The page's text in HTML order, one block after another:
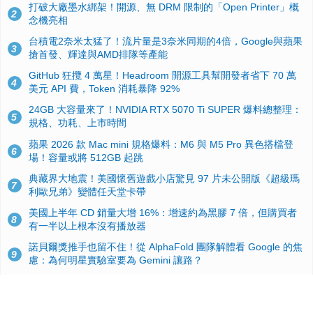
2
打破大廠墨水綁架！開源、無 DRM 限制的「Open Printer」概
念機亮相
3
台積電2奈米太猛了！流片量是3奈米同期的4倍，Google與蘋果
搶首發、輝達與AMD排隊等產能
4
GitHub 狂攬 4 萬星！Headroom 開源工具幫開發者省下 70 萬
美元 API 費，Token 消耗暴降 92%
5
24GB 大容量來了！NVIDIA RTX 5070 Ti SUPER 爆料總整理：
規格、功耗、上市時間
6
蘋果 2026 款 Mac mini 規格爆料：M6 與 M5 Pro 異色搭檔登
場！容量或將 512GB 起跳
7
典藏界大地震！美國懷舊遊戲小店驚見 97 片未公開版《超級瑪
利歐兄弟》變體任天堂卡帶
8
美國上半年 CD 銷量大增 16%：增速約為黑膠 7 倍，但購買者
有一半以上根本沒有播放器
9
諾貝爾獎推手也留不住！從 AlphaFold 團隊解體看 Google 的焦
慮：為何明星實驗室要為 Gemini 讓路？